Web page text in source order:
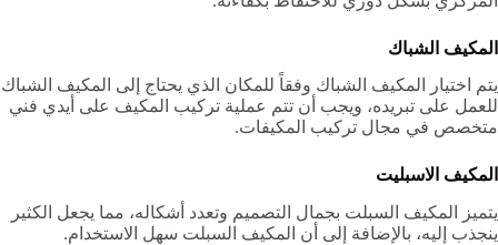
المكيف الشباك
يتم اختيار المكيف الشباك وفقاً للمكان الذي يحتاج إلى المكيف الشباك
للعمل على تبريده، ويجب أن تتم عملية تركيب المكيف على أيدي فني
متخصص في مجال تركيب المكيفات.
المكيف الاسبليت
يتميز المكيف السبلت بجمال التصميم وتعدد أشكاله، مما يجعل الكثير
ينجذب إليه، بالإضافة إلى أن المكيف السبلت سهل الاستخدام.